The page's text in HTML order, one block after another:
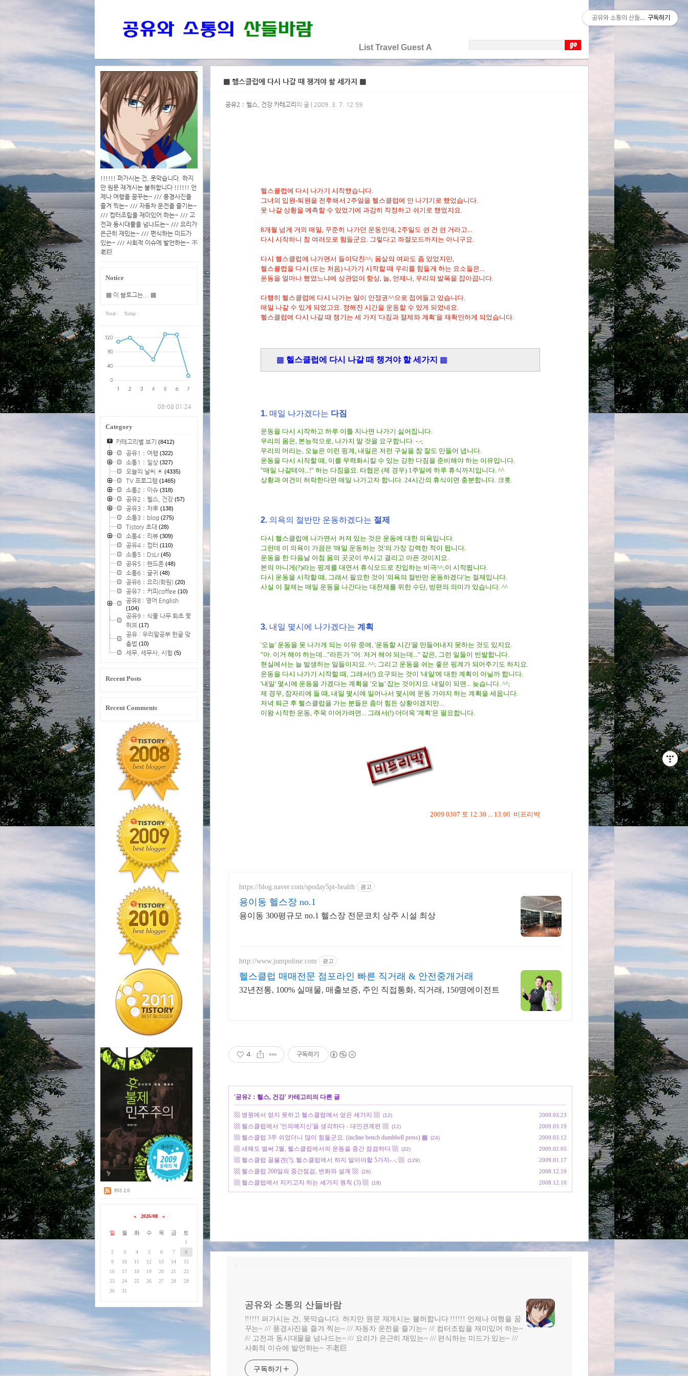
List Travel Guest A
!!!!!! 퍼가시는 건, 못막습니다. 하지
만 원문 재게시는 불허합니다 !!!!!! 언
제나 여행을 꿈꾸는~ /// 풍경사진을
즐겨 찍는~ /// 자동차 운전을 즐기는~
/// 컴터조립을 재미있어 하는~ /// 고
전과 동시대물을 넘나드는~ /// 요리가
은근히 재밌는~ /// 편식하는 미드가
있는~ /// 사회적 이슈에 발언하는~ 不
老巨
Notice
▩ 이 블로그는... ▩
Total : Today :
08-08 01:24
Category
카테고리별 보기 (8412)
공유1：여행 (322)
소통1：일상(327)
오늘의 날씨 ☀ (4335)
TV 프로그램 (1465)
소통2：이슈(318)
공유2：헬스, 건강(57)
공유3：차車(138)
소통3：blog(275)
Tistory 초대 (28)
소통4：리뷰(309)
공유4：컴터 (110)
소통5：DsLr(45)
공유5：핸드폰(48)
소통6：글귀 (48)
공유6：요리(학원)(20)
공유7：커피coffee (10)
공유8 : 영어 English
(104)
공유9：식물 나무 화초 꽃
허브 (17)
공유 : 우리말공부 한글 맞
춤법 (10)
세무, 세무사, 시험 (5)
Recent Posts
Recent Comments
« 2026/08 »
일 월 화 수 목 금 토
1
2
3 4 5 6 7
8
9
10 11 12 13 14
15
16
17 18 19 20 21
22
23
24 25 26 27 28
29
30
31
▩ 헬스클럽에 다시 나갈 때 챙겨야 할 세가지 ▩
공유2：헬스, 건강 카테고리 의 글 | 2009. 3. 7. 12:59
헬스클럽에 다시 나가기 시작했습니다.
그녀의 입원-퇴원을 전후해서 2주일을 헬스클럽에 안 나기기로 했었습니다.
못 나갈 상황을 예측할 수 있었기에 과감히 작정하고 쉬기로 했었지요.
8개월 넘게 거의 매일, 꾸준히 나가던 운동인데, 2주일도 쉰 건 쉰 거라고...
다시 시작하니 참 여러모로 힘들군요. 그렇다고 좌절모드까지는 아니구요.
다시 헬스클럽에 나가면서 들이닥친^^; 몸살의 여파도 좀 있었지만,
헬스클럽을 다시 (또는 처음) 나가기 시작할 때 우리를 힘들게 하는 요소들은...
운동을 얼마나 했었느냐에 상관없이 항상, 늘, 언제나, 우리의 발목을 잡아끕니다.
다행히 헬스클럽에 다시 나가는 일이 안정권^^으로 접어들고 있습니다.
매일 나갈 수 있게 되었고요. 정해진 시간을 운동할 수 있게 되었네요.
헬스클럽에 다시 나갈 때 챙기는 세 가지 '다짐과 절제와 계획'을 재확인하게 되었습니다.
▩ 헬스클럽에 다시 나갈 때 챙겨야 할 세가지 ▩
1. 매일 나가겠다는 다짐
운동을 다시 시작하고 하루 이틀 지나면 나가기 싫어집니다.
우리의 몸은, 본능적으로, 나가지 말 것을 요구합니다. -.-;
우리의 머리는, 오늘은 이런 핑계, 내일은 저런 구실을 참 잘도 만들어 냅니다.
운동을 다시 시작할 때, 이를 무력화시킬 수 있는 강한 다짐을 준비해야 하는 이유입니다.
"매일 나갈테야...!" 하는 다짐을요. 타협은 (제 경우) 1주일에 하루 휴식까지입니다. ^^
상황과 여건이 허락한다면 매일 나가고자 합니다. 24시간의 휴식이면 충분합니다. 크흣.
2. 의욕의 절반만 운동하겠다는 절제
다시 헬스클럽에 나가면서 커져 있는 것은 운동에 대한 의욕입니다.
그런데 이 의욕이 가끔은 '매일 운동하는 것'의 가장 강력한 적이 됩니다.
운동을 한 다음날 아침 몸의 곳곳이 쑤시고 결리고 아픈 것이지요.
본의 아니게(?)라는 핑계를 대면서 휴식모드로 진입하는 비극^^;이 시작됩니다.
다시 운동을 시작할 때, 그래서 필요한 것이 '의욕의 절반만 운동하겠다'는 절제입니다.
사실 이 절제는 매일 운동을 나간다는 대전제를 위한 수단, 방편의 의미가 있습니다. ^^
3. 내일 몇시에 나가겠다는 계획
'오늘' 운동을 못 나가게 되는 이유 중에, '운동할 시간'을 만들어내지 못하는 것도 있지요.
"아. 이거 해야 하는데..."라든가 "어. 저거 해야 되는데..." 같은, 그런 일들이 빈발합니다.
현실에서는 늘 발생하는 일들이지요. ^^; 그리고 운동을 쉬는 좋은 핑계가 되어주기도 하지요.
운동을 다시 나가기 시작할 때, 그래서(!) 요구되는 것이 '내일'에 대한 계획이 아닐까 합니다.
'내일' 몇시에 운동을 가겠다는 계획을 '오늘' 잡는 것이지요. 내일이 되면... 늦습니다. ^^;
제 경우, 잠자리에 들 때, 내일 몇시에 일어나서 몇시에 운동 가야지 하는 계획을 세웁니다.
저녁 퇴근 후 헬스클럽을 가는 분들은 좀더 힘든 상황이겠지만...
이왕 시작한 운동, 주욱 이어가려면... 그래서(!) 더더욱 '계획'은 필요합니다.
2009 0307 토 12:30 ... 13:00 비프리박
https://blog.naver.com/spoday5pt-health 광고
용이동 헬스장 no.1
용이동 300평규모 no.1 헬스장 전문코치 상주 시설 최상
http://www.jumpoline.com 광고
헬스클럽 매매전문 점포라인 빠른 직거래 & 안전중개거래
32년전통, 100% 실매물, 매출보증, 주인 직접통화, 직거래, 150명에이전트
4 구독하기
'공유2：헬스, 건강' 카테고리의 다른 글
▩ 병원에서 얻지 못하고 헬스클럽에서 얻은 세가지 ▩ (12) 2009.03.23
▩ 헬스클럽에서 '인의예지신'을 생각하다 - 대인관계편 ▩ (12) 2009.03.19
▩ 헬스클럽 3주 쉬었더니 많이 힘들군요. (incline bench dumbbell press) ▩ (24) 2009.03.12
▩ 새해도 벌써 2월, 헬스클럽에서의 운동을 중간 점검하다 ▩ (22) 2009.02.05
▩ 헬스클럽 꼴불견(?), 헬스클럽에서 하지 말아야할 5가지-.-; ▩ (129) 2009.01.17
▩ 헬스클럽 200일의 중간점검, 변화와 설계 ▩ (28) 2008.12.19
▩ 헬스클럽에서 지키고자 하는 세가지 원칙 (3) ▩ (18) 2008.12.10
:
공유와 소통의 산들바람
!!!!!! 퍼가시는 건, 못막습니다. 하지만 원문 재게시는 불허합니다 !!!!!! 언제나 여행을 꿈
꾸는~ /// 풍경사진을 즐겨 찍는~ /// 자동차 운전을 즐기는~ /// 컴터조립을 재미있어 하는~
/// 고전과 동시대물을 넘나드는~ /// 요리가 은근히 재밌는~ /// 편식하는 미드가 있는~ ///
사회적 이슈에 발언하는~ 不老巨
구독하기
공유와 소통의 산들바람구독하기